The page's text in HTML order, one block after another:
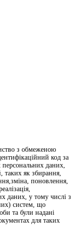
з обмеженою
код за
даних,
таких як збирання,
поновлення,
даних, у тому числі з
систем, що
та були надані
для таких